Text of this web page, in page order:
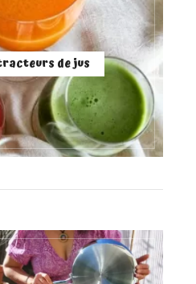
de jus